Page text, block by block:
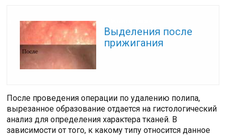
Выделения после
прижигания
После проведения операции по удалению полипа,
вырезанное образование отдается на гистологический
анализ для определения характера тканей. В
зависимости от того, к какому типу относится данное